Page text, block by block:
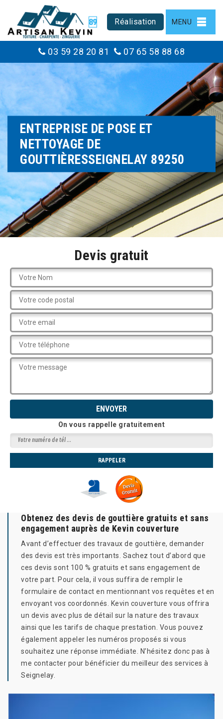
Réalisation MENU
03 59 28 20 81 07 65 58 88 68
ENTREPRISE DE POSE ET
NETTOYAGE DE
GOUTTIÈRESSEIGNELAY 89250
Devis gratuit
On vous rappelle gratuitement
Obtenez des devis de gouttière gratuits et sans
engagement auprès de Kevin couverture
Avant d’effectuer des travaux de gouttière, demander
des devis est très importants. Sachez tout d’abord que
ces devis sont 100 % gratuits et sans engagement de
votre part. Pour cela, il vous suffira de remplir le
formulaire de contact en mentionnant vos requêtes et en
envoyant vos coordonnés. Kevin couverture vous offrira
un devis avec plus de détail sur la nature des travaux
ainsi que les tarifs de chaque prestation. Vous pouvez
également appeler les numéros proposés si vous
souhaitez une réponse immédiate. N’hésitez donc pas à
me contacter pour bénéficier du meilleur des services à
Seignelay.